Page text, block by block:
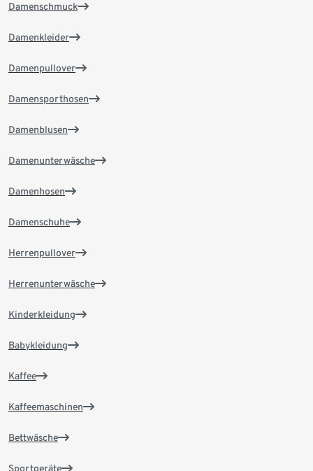
Damenschmuck
Damenkleider
Damenpullover
Damensporthosen
Damenblusen
Damenunterwäsche
Damenhosen
Damenschuhe
Herrenpullover
Herrenunterwäsche
Kinderkleidung
Babykleidung
Kaffee
Kaffeemaschinen
Bettwäsche
Sportgeräte